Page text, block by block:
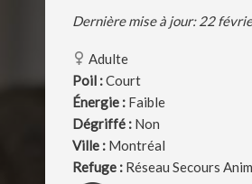
Dernière mise à jour: 22
Adulte
Poil :Court
Énergie : Faible
Dégriffé : Non
Ville : Montréal
Refuge : Réseau Secours